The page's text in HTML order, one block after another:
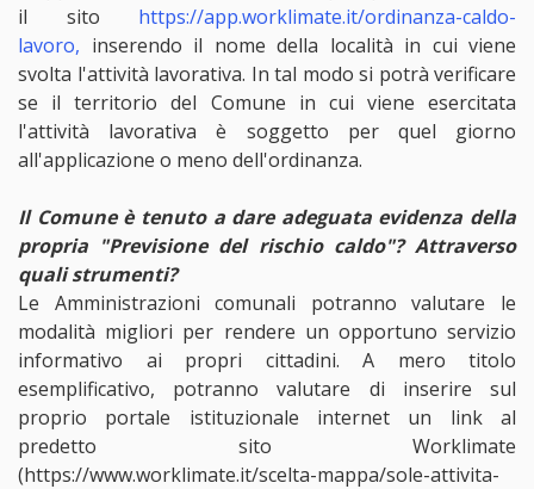
il sito https://app.worklimate.it/ordinanza-caldo-
lavoro, inserendo il nome della località in cui viene
svolta l'attività lavorativa. In tal modo si potrà verificare
se il territorio del Comune in cui viene esercitata
l'attività lavorativa è soggetto per quel giorno
all'applicazione o meno dell'ordinanza.
Il Comune è tenuto a dare adeguata evidenza della
propria "Previsione del rischio caldo"? Attraverso
quali strumenti?
Le Amministrazioni comunali potranno valutare le
modalità migliori per rendere un opportuno servizio
informativo ai propri cittadini. A mero titolo
esemplificativo, potranno valutare di inserire sul
proprio portale istituzionale internet un link al
predetto sito Worklimate
(https://www.worklimate.it/scelta-mappa/sole-attivita-